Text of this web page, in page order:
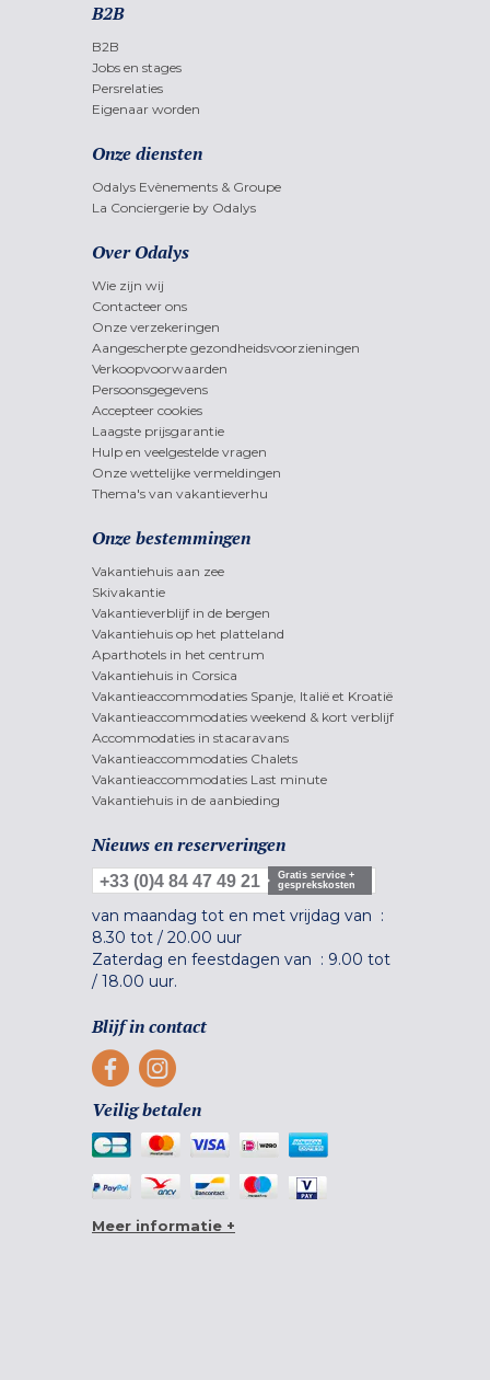
B2B
B2B
Jobs en stages
Persrelaties
Eigenaar worden
Onze diensten
Odalys Evènements & Groupe
La Conciergerie by Odalys
Over Odalys
Wie zijn wij
Contacteer ons
Onze verzekeringen
Aangescherpte gezondheidsvoorzieningen
Verkoopvoorwaarden
Persoonsgegevens
Accepteer cookies
Laagste prijsgarantie
Hulp en veelgestelde vragen
Onze wettelijke vermeldingen
Thema's van vakantieverhu
Onze bestemmingen
Vakantiehuis aan zee
Skivakantie
Vakantieverblijf in de bergen
Vakantiehuis op het platteland
Aparthotels in het centrum
Vakantiehuis in Corsica
Vakantieaccommodaties Spanje, Italië et Kroatië
Vakantieaccommodaties weekend & kort verblijf
Accommodaties in stacaravans
Vakantieaccommodaties Chalets
Vakantieaccommodaties Last minute
Vakantiehuis in de aanbieding
Nieuws en reserveringen
+33 (0)4 84 47 49 21
Gratis service +
gesprekskosten
van maandag tot en met vrijdag van :
8.30 tot / 20.00 uur
Zaterdag en feestdagen van : 9.00 tot
/ 18.00 uur.
Blijf in contact
Veilig betalen
Meer informatie +